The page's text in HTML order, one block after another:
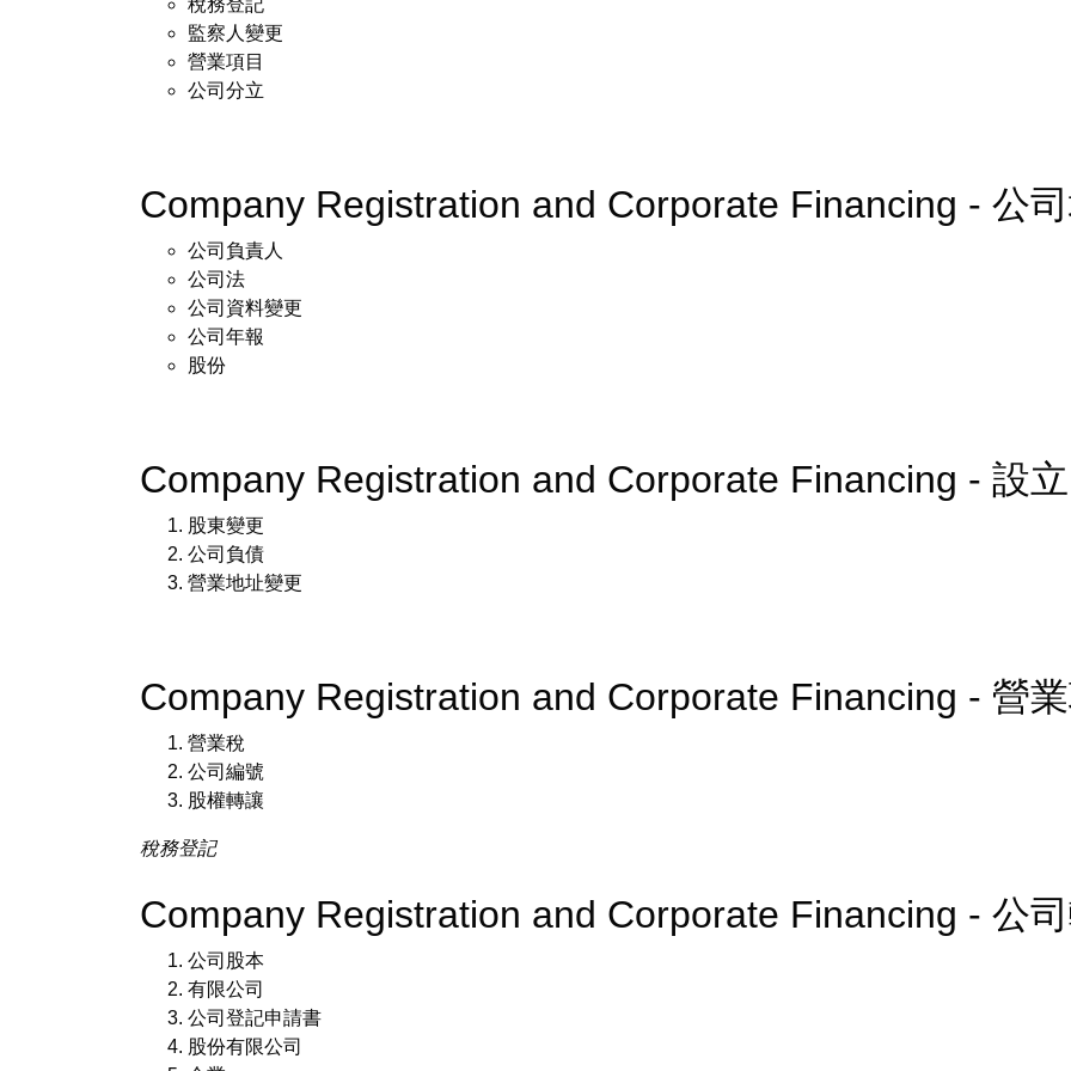
稅務登記
監察人變更
營業項目
公司分立
Company Registration and Corporate Financing - 公
公司負責人
公司法
公司資料變更
公司年報
股份
Company Registration and Corporate Financing - 設立
股東變更
公司負債
營業地址變更
Company Registration and Corporate Financing - 營
營業稅
公司編號
股權轉讓
稅務登記
Company Registration and Corporate Financing - 公
公司股本
有限公司
公司登記申請書
股份有限公司